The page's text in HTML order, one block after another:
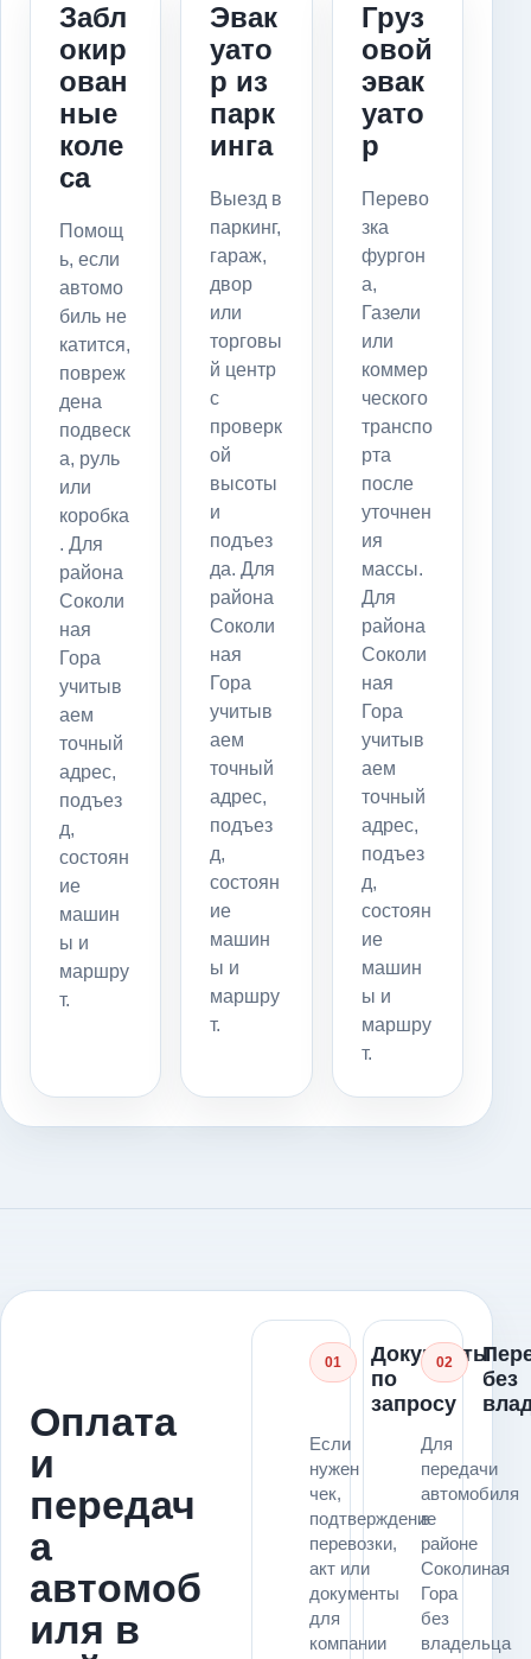
Забл
окир
ован
ные
коле
са
Помощ
ь, если
автомо
биль не
катится,
повреж
дена
подвеск
а, руль
или
коробка
. Для
района
Соколи
ная
Гора
учитыв
аем
точный
адрес,
подъез
д,
состоян
ие
машин
ы и
маршру
т.
Эвак
уато
р из
парк
инга
Выезд в
паркинг,
гараж,
двор
или
торговы
й центр
с
проверк
ой
высоты
и
подъез
да. Для
района
Соколи
ная
Гора
учитыв
аем
точный
адрес,
подъез
д,
состоян
ие
машин
ы и
маршру
т.
Груз
овой
эвак
уато
р
Перево
зка
фургон
а,
Газели
или
коммер
ческого
транспо
рта
после
уточнен
ия
массы.
Для
района
Соколи
ная
Гора
учитыв
аем
точный
адрес,
подъез
д,
состоян
ие
машин
ы и
маршру
т.
Оплата
и
передач
а
автомоб
иля в
01
Документы
по
запросу
Если
нужен
чек,
подтверждение
перевозки,
акт или
документы
для
компании
02
без
Для
передачи
автомобиля
в
районе
Соколиная
Гора
без
владельца